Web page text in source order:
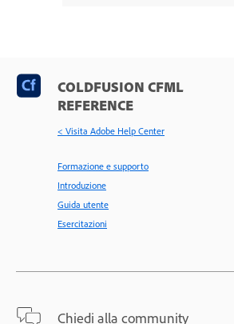
COLDFUSION CFML
REFERENCE
< Visita Adobe Help Center
Formazione e supporto
Introduzione
Guida utente
Esercitazioni
Chiedi alla community